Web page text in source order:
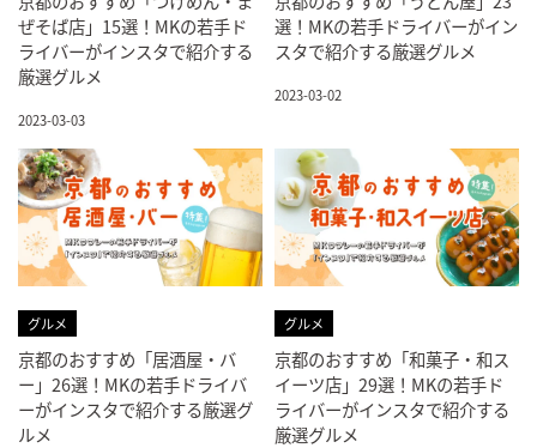
ぜそば店」15選！MKの若手ド
ライバーがインスタで紹介する
厳選グルメ
2023-03-03
選！MKの若手ドライバーがイン
スタで紹介する厳選グルメ
2023-03-02
グルメ
京都のおすすめ「居酒屋・バ
ー」26選！MKの若手ドライバ
ーがインスタで紹介する厳選グ
ルメ
グルメ
京都のおすすめ「和菓子・和ス
イーツ店」29選！MKの若手ド
ライバーがインスタで紹介する
厳選グルメ